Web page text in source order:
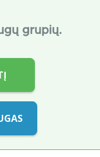
grupių.